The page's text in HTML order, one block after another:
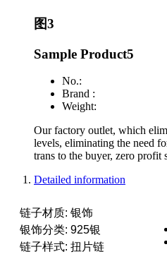
图3
Sample Product5
No.:
Brand :
Weight:
Our factory outlet, which
levels, eliminating the need
trans to the buyer, zero profit
Detailed information
链子材质: 银饰
银饰分类: 925银
链子样式: 扭片链